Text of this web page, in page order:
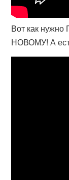
Вот как
НОВОМУ! А